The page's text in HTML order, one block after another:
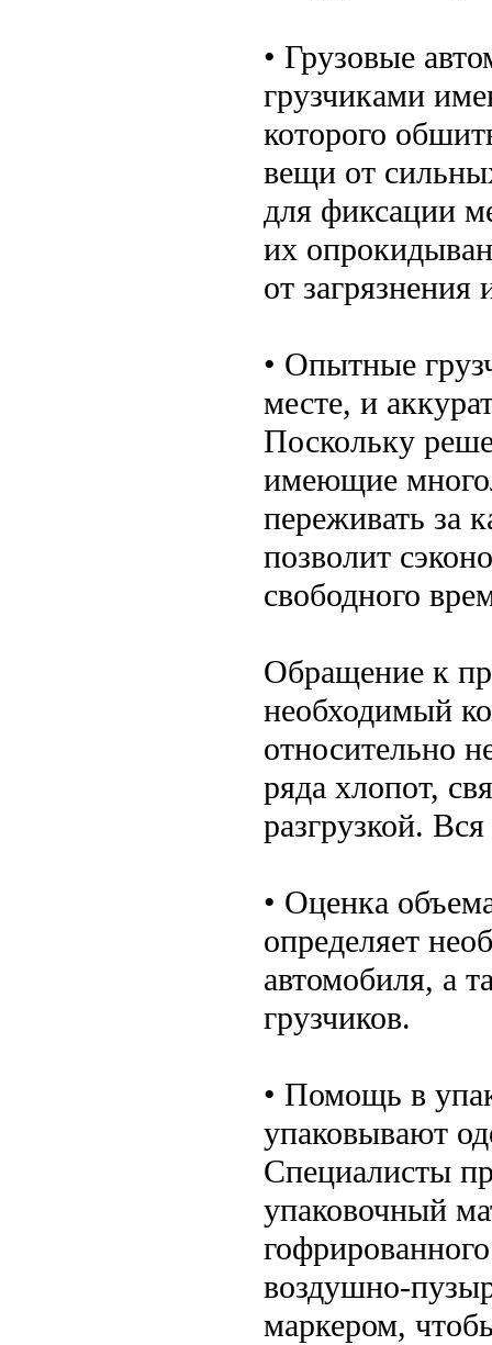
• Грузовые
грузчиками
которого
вещи от
для фиксации
их
от загрязнения
• Опытные
месте, и
Поскольку
имеющие
переживать за
позволит
свободного
Обращение к
необходимый
относительно
ряда хлопот,
разгрузкой.
• Оценка
определяет
автомобиля, а
грузчиков.
• Помощь в
упаковывают
Специалисты
упаковочный
воздушно-
маркером,